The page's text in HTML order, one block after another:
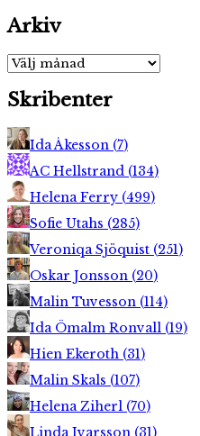
Arkiv
Arkiv
Skribenter
Ida Åkesson (7)
AC Hellstrand (134)
Helena Ferry (499)
Sofie Utahs (285)
Veroniqa Sjöquist (251)
Oskar Jonsson (20)
Malin Tuvesson (114)
Ida Ömalm Ronvall (19)
Hien Ekeroth (31)
Malin Skals (107)
Helena Ziherl (70)
Linda Ivarsson (31)